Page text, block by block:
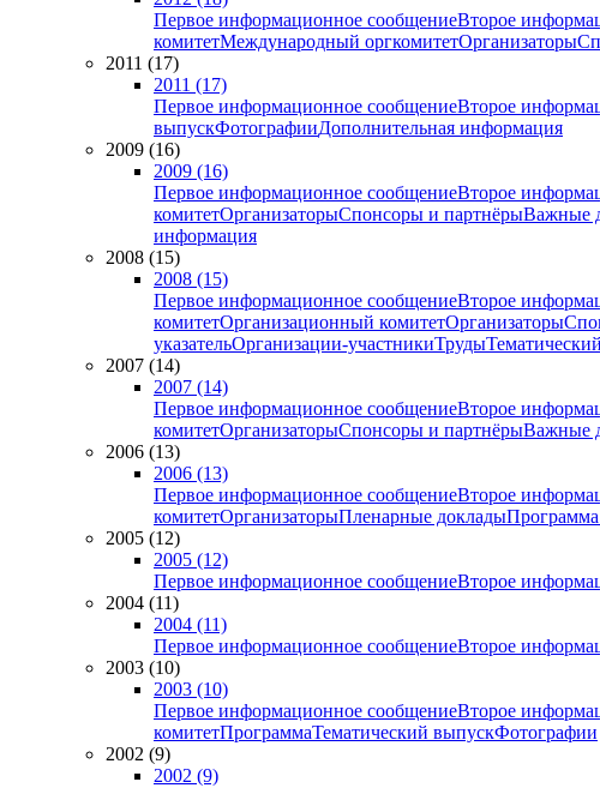
Первое информационное сообщениеВторое
комитетМеждународный оргкомитетОрганизаторы
2011 (17)
2011 (17)
Первое информационное сообщениеВторое
выпускФотографииДополнительная информация
2009 (16)
2009 (16)
Первое информационное сообщениеВторое
комитетОрганизаторыСпонсоры и партнёрыВажные
информация
2008 (15)
2008 (15)
Первое информационное сообщениеВторое
комитетОрганизационный комитетОрганизаторы
указательОрганизации-участникиТруды
2007 (14)
2007 (14)
Первое информационное сообщениеВторое
комитетОрганизаторыСпонсоры и партнёрыВажные
2006 (13)
2006 (13)
Первое информационное сообщениеВторое
комитетОрганизаторыПленарные доклады
2005 (12)
2005 (12)
Первое информационное сообщениеВторое
2004 (11)
2004 (11)
Первое информационное сообщениеВторое
2003 (10)
2003 (10)
Первое информационное сообщениеВторое
комитетПрограммаТематический выпускФотографии
2002 (9)
2002 (9)